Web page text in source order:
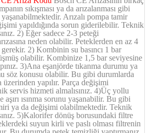
sıkışması ya da arızalanması gibi
Arızalı pompa tamir
yapıldığında sorun giderilebilir. Teknik
2) Eğer sadece 2-3 peteği
neden olabilir. Peteklerden en az 4
gerekir. 2) Kombinin su basıncı 1 bar
olabilir. Kombinize 1,5 bar seviyesine
3)Ana eşanjörde tıkanma durumu ya
söz konusu olabilir. Bu gibi durumlarda
yapılır. Parça değişimi
servis hizmeti almalısınız. 4)Üç yollu
aşırı ısınma sorunu yaşanabilir. Bu gibi
ya da değişimi olabilmektedir. Teknik
5)Kalorifer dönüş borusundaki filtre
suyun kirli ve paslı olması filtrenin